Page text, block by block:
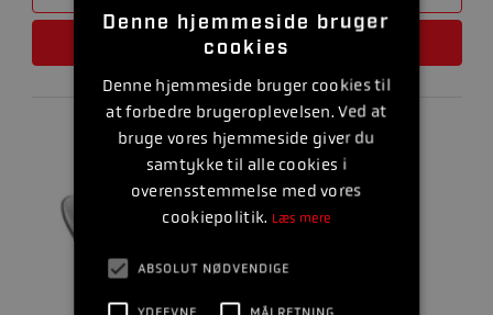
LÆS MERE
Denne hjemmeside bruger
cookies
Denne hjemmeside bruger cookies til
at forbedre brugeroplevelsen. Ved at
bruge vores hjemmeside giver du
samtykke til alle cookies i
overensstemmelse med vores
cookiepolitik. Læs mere
ABSOLUT NØDVENDIGE